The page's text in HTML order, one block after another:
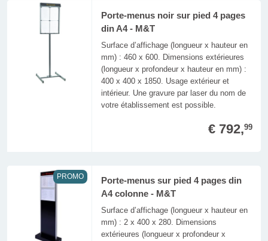
Porte-menus noir sur pied 4 pages
din A4 - M&T
Surface d’affichage (longueur x hauteur en
mm) : 460 x 600. Dimensions extérieures
(longueur x profondeur x hauteur en mm) :
400 x 400 x 1850. Usage extérieur et
intérieur. Une gravure par laser du nom de
votre établissement est possible.
€ 792,99
PROMO
Porte-menus sur pied 4 pages din
A4 colonne - M&T
Surface d’affichage (longueur x hauteur en
mm) : 2 x 400 x 280. Dimensions
extérieures (longueur x profondeur x